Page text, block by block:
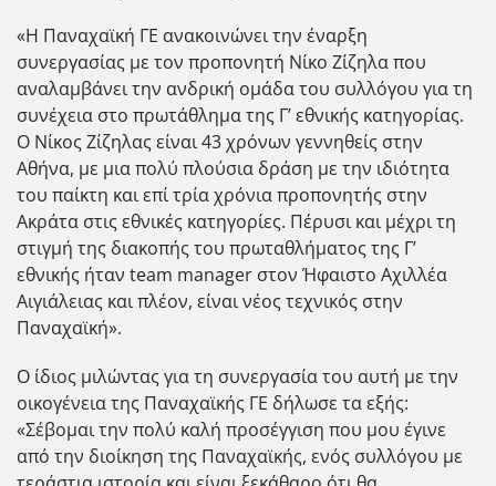
«Η Παναχαϊκή ΓΕ ανακοινώνει την έναρξη
συνεργασίας με τον προπονητή Νίκο Ζίζηλα που
αναλαμβάνει την ανδρική ομάδα του συλλόγου για τη
συνέχεια στο πρωτάθλημα της Γ’ εθνικής κατηγορίας.
Ο Νίκος Ζίζηλας είναι 43 χρόνων γεννηθείς στην
Αθήνα, με μια πολύ πλούσια δράση με την ιδιότητα
του παίκτη και επί τρία χρόνια προπονητής στην
Ακράτα στις εθνικές κατηγορίες. Πέρυσι και μέχρι τη
στιγμή της διακοπής του πρωταθλήματος της Γ’
εθνικής ήταν team manager στον Ήφαιστο Αχιλλέα
Αιγιάλειας και πλέον, είναι νέος τεχνικός στην
Παναχαϊκή».
Ο ίδιος μιλώντας για τη συνεργασία του αυτή με την
οικογένεια της Παναχαϊκής ΓΕ δήλωσε τα εξής:
«Σέβομαι την πολύ καλή προσέγγιση που μου έγινε
από την διοίκηση της Παναχαϊκής, ενός συλλόγου με